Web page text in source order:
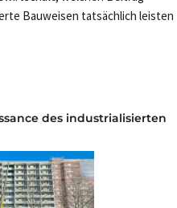
Bauweisen tatsächlich leisten
des industrialisierten